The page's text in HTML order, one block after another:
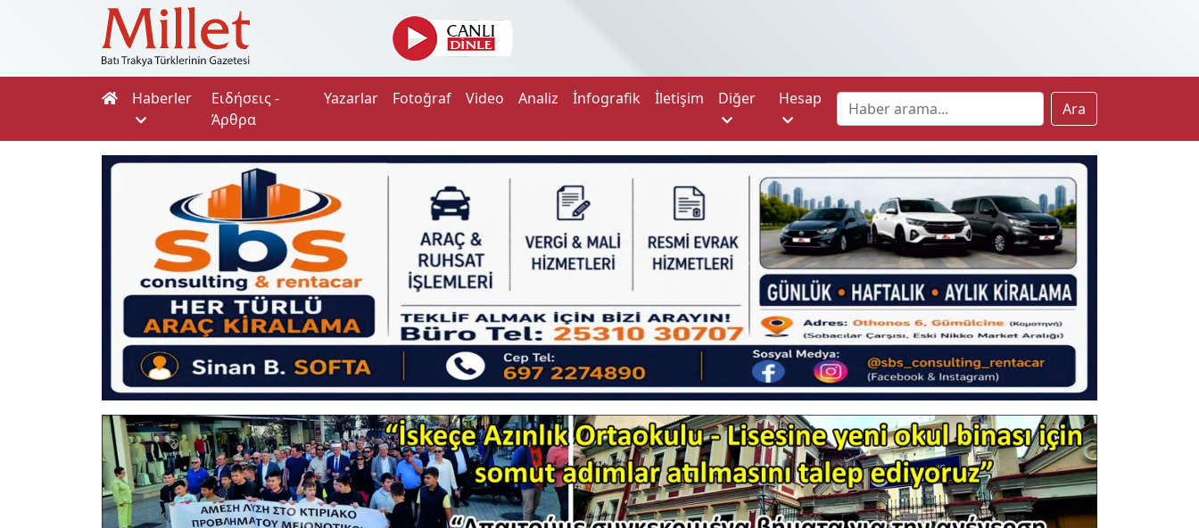
Haberler
Ειδήσεις -
Άρθρα
Yazarlar Fotoğraf Video Analiz İnfografik İletişim Diğer Hesap
Ara